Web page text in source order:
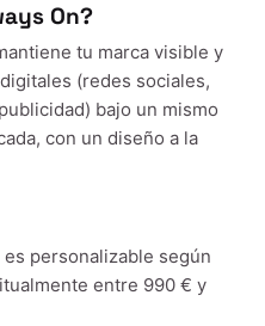
On?
tu marca visible y
(redes sociales,
bajo un mismo
con un diseño a la
personalizable según
entre 990 € y